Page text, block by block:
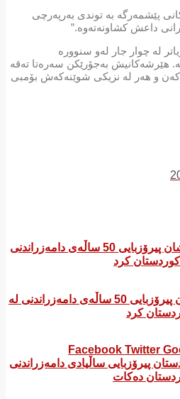
پێشمەرگە بە توندی بەرپەرچی
داعش کشاونەتەوە.”
لە چوار جار لەو سنوورە
هێرشەکانیش بەجۆرێکن سەرەتا تەقە
و هەر لە نزیکی شوێنەکەش بۆمبی
شاندێکی حزبی زەحمەتکێشان پیرۆزبایی 50 ساڵەی دامەزراندنی لە
کرد
Facebook Twitter